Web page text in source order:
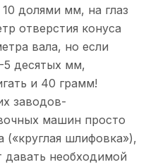
долями мм, на глаз
отверстия конуса
вала, но если
5 десятых мм,
и 40 грамм!
заводов-
машин просто
(«круглая шлифовка»),
давать необходимой